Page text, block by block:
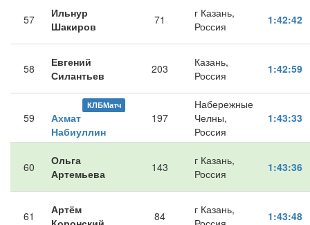
57
Ильнур
Шакиров
71
г Казань,
Россия
1:42:42
58
Евгений
Силантьев
203
Казань,
Россия
1:42:59
59
КЛБМатч
Ахмат
Набиуллин
197
Набережные
Челны,
Россия
1:43:33
60
Ольга
Артемьева
143
г Казань,
Россия
1:43:36
61
Артём
84
г Казань,
1:43:48